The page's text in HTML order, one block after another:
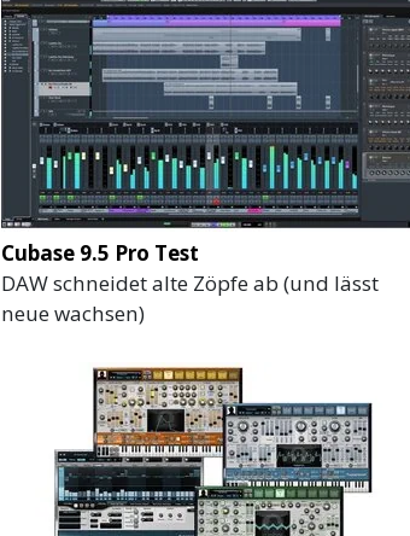
Cubase 9.5 Pro Test
DAW schneidet alte Zöpfe ab (und lässt
neue wachsen)